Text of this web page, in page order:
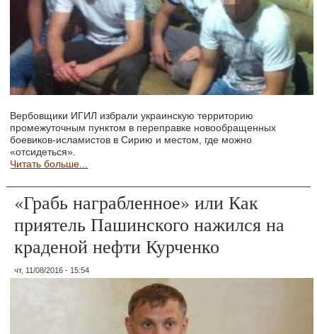
Вербовщики ИГИЛ избрали украинскую территорию
промежуточным пунктом в переправке новообращенных
боевиков-исламистов в Сирию и местом, где можно
«отсидеться».
Читать больше...
«Грабь награбленное» или Как
приятель Пашинского нажился на
краденой нефти Курченко
чт, 11/08/2016 - 15:54